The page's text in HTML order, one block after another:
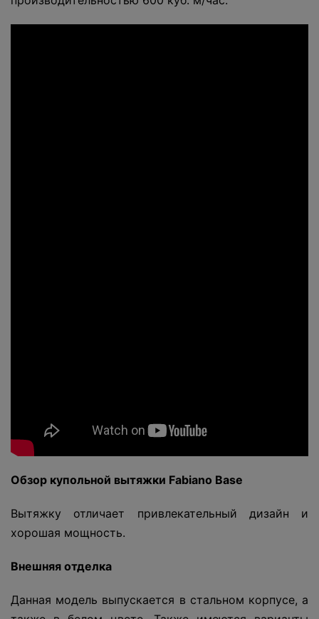
Обзор купольной вытяжки Fabiano Base
Вытяжку отличает привлекательный дизайн и
хорошая мощность.
Внешняя отделка
Данная модель выпускается в стальном корпусе, а